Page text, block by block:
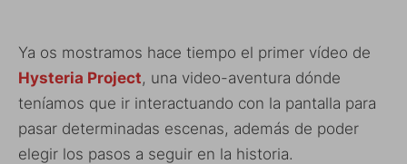
Ya os mostramos hace tiempo el primer vídeo de
Hysteria Project, una video-aventura dónde
teníamos que ir interactuando con la pantalla para
pasar determinadas escenas, además de poder
elegir los pasos a seguir en la historia.